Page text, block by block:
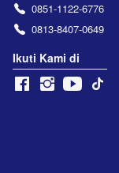
0851-1122-6776
0813-8407-0649
Ikuti Kami di